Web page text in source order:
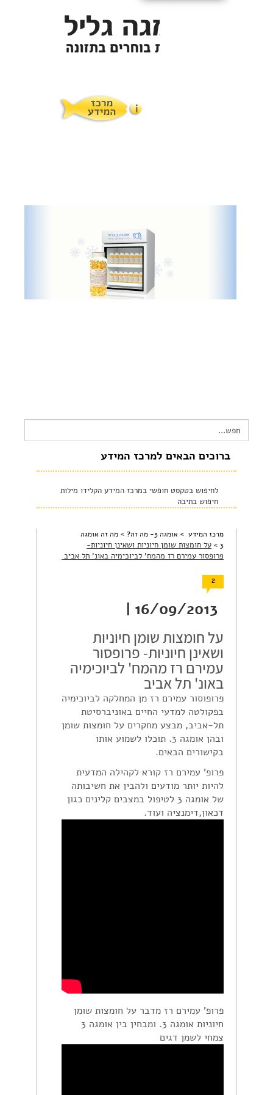
פרוטוקול אומגה
מרכז המטפלים
מרכז המידע
צור קשר
Search
for:
ברוכים הבאים למרכז המידע
לחיפוש בטקסט חופשי במרכז המידע הקלידו מילות
חיפוש בתיבה
מרכז המידע > אומגה 3- מה זה? > מה זה אומגה
3
> על חומצות שומן חיוניות ושאינן חיוניות-
פרופסור עמירם רז מהמח' לביוכימיה באונ' תל אביב
2
16/09/2013 |
על חומצות שומן חיוניות
ושאינן חיוניות- פרופסור
עמירם רז מהמח' לביוכימיה
באונ' תל אביב
פרופוסור עמירם רז מן המחלקה לביוכימיה
בפקולטה למדעי החיים באוניברסיטת
תל-אביב, מבצע מחקרים על חומצות שומן
ובהן אומגה 3. תוכלו לשמוע אותו
בקישורים הבאים.
פרופ’ עמירם רז קורא לקהילה המדעית
להיות יותר מודעים ולהבין את חשיבותה
של אומגה 3 לטיפול במצבים קלינים כגון
דכאון,דימנציה ועוד.
פרופ’ עמירם רז מדבר על חומצות שומן
חיוניות אומגה 3. ומבחין בין אומגה 3
צמחי לשמן דגים